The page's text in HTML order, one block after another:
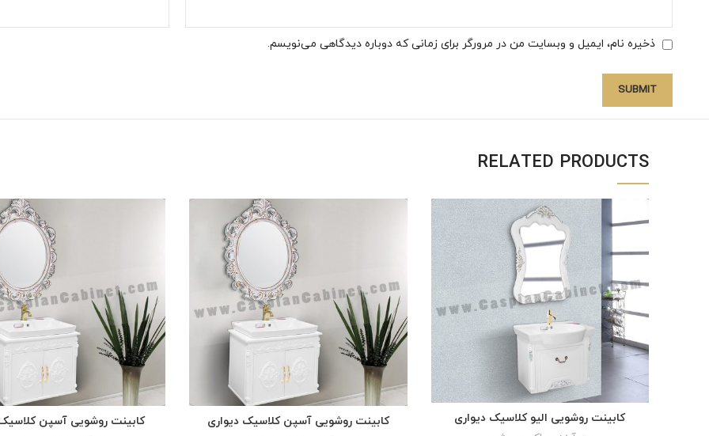
ذخیره نام، ایمیل و وبسایت من در مرورگر برای زمانی که دوباره دیدگاهی می‌نویسم.
RELATED PRODUCTS
READ MORE
کابینت روشویی الیو کلاسیک دیواری
READ MORE
کابینت روشویی آسپن کلاسیک دیواری
READ MORE
کابینت روشویی آسپن